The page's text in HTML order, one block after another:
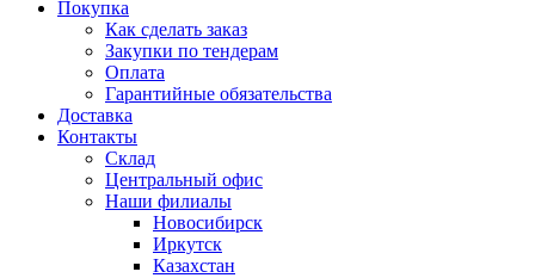
Покупка
Как сделать заказ
Закупки по тендерам
Оплата
Гарантийные обязательства
Доставка
Контакты
Склад
Центральный офис
Наши филиалы
Новосибирск
Иркутск
Казахстан